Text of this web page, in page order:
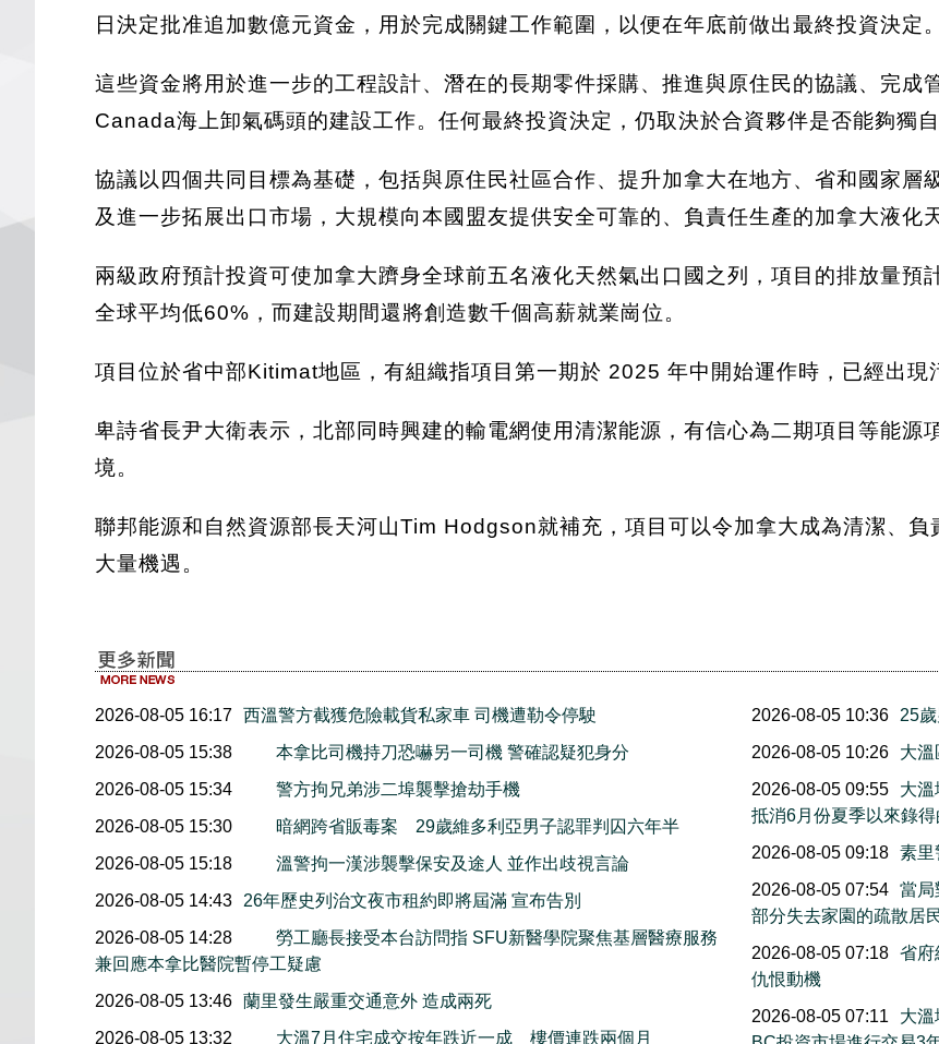
日決定批准追加數億元資金，用於完成關鍵工作範圍，以便在年底前做出最終投資決定。
這些資金將用於進一步的工程設計、潛在的長期零件採購、推進與原住民的協議、完成
Canada海上卸氣碼頭的建設工作。任何最終投資決定，仍取決於合資夥伴是否能夠獨
協議以四個共同目標為基礎，包括與原住民社區合作、提升加拿大在地方、省和國家層
及進一步拓展出口市場，大規模向本國盟友提供安全可靠的、負責任生產的加拿大液化
兩級政府預計投資可使加拿大躋身全球前五名液化天然氣出口國之列，項目的排放量
全球平均低60%，而建設期間還將創造數千個高薪就業崗位。
項目位於省中部Kitimat地區，有組織指項目第一期於 2025 年中開始運作時，已經出現
卑詩省長尹大衛表示，北部同時興建的輸電網使用清潔能源，有信心為二期項目等能源
境。
聯邦能源和自然資源部長天河山Tim Hodgson就補充，項目可以令加拿大成為清潔、
大量機遇。
2026-08-05 16:17 西溫警方截獲危險載貨私家車 司機遭勒令停駛
2026-08-05 15:38
本拿比司機持刀恐嚇另一司機 警確認疑犯身分
2026-08-05 15:34
警方拘兄弟涉二埠襲擊搶劫手機
2026-08-05 15:30
暗網跨省販毒案 29歲維多利亞男子認罪判囚六年半
2026-08-05 15:18
溫警拘一漢涉襲擊保安及途人 並作出歧視言論
2026-08-05 14:43
26年歷史列治文夜市租約即將屆滿 宣布告別
2026-08-05 14:28
勞工廳長接受本台訪問指 SFU新醫學院聚焦基層醫療服務
兼回應本拿比醫院暫停工疑慮
2026-08-05 13:46 蘭里發生嚴重交通意外 造成兩死
2026-08-05 13:32
大溫7月住宅成交按年跌近一成 樓價連跌兩個月
2026-08-05 10:36
25
2026-08-05 10:26
大
2026-08-05 09:55
大
抵消6月份夏季以來錄
2026-08-05 09:18
素里
2026-08-05 07:54
當局
部分失去家園的疏散居
2026-08-05 07:18
省府
仇恨動機
2026-08-05 07:11
大